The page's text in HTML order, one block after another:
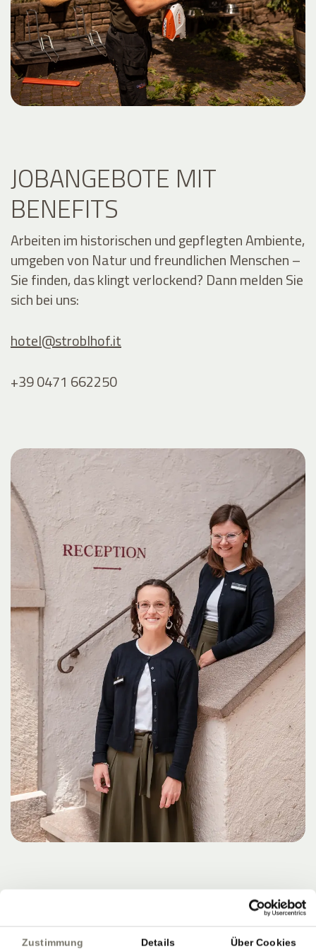
Zustimmung Details Über Cookies
JOBANGEBOTE MIT
BENEFITS
Arbeiten im historischen und gepflegten Ambiente,
umgeben von Natur und freundlichen Menschen –
Sie finden, das klingt verlockend? Dann melden Sie
sich bei uns:
hotel@stroblhof.it
+39 0471 662250